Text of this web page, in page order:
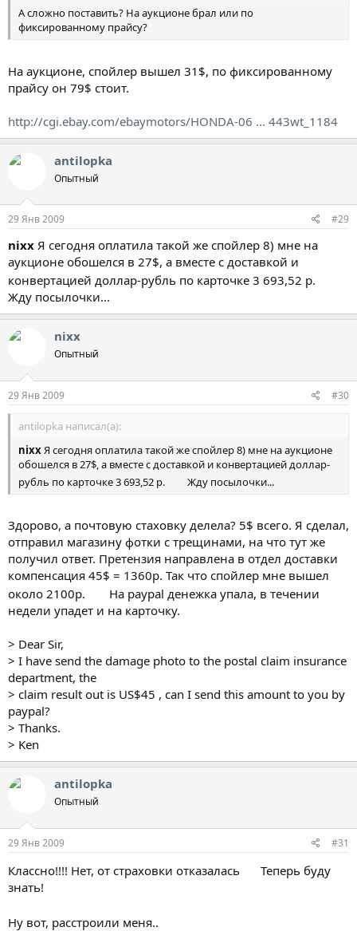
А сложно поставить? На аукционе брал или по
фиксированному прайсу?
На аукционе, спойлер вышел 31$, по фиксированному
прайсу он 79$ стоит.
http://cgi.ebay.com/ebaymotors/HONDA-06 ... 443wt_1184
antilopka
Опытный
29 Янв 2009 #29
nixx Я сегодня оплатила такой же спойлер 8) мне на
аукционе обошелся в 27$, а вместе с доставкой и
конвертацией доллар-рубль по карточке 3 693,52 р.
Жду посылочки...
nixx
Опытный
29 Янв 2009 #30
antilopka написал(а):
nixx Я сегодня оплатила такой же спойлер 8) мне на аукционе
обошелся в 27$, а вместе с доставкой и конвертацией доллар-
рубль по карточке 3 693,52 р.
Жду посылочки...
Здорово, а почтовую стаховку делела? 5$ всего. Я сделал,
отправил магазину фотки с трещинами, на что тут же
получил ответ. Претензия направлена в отдел доставки
компенсация 45$ = 1360р. Так что спойлер мне вышел
около 2100р.
На paypal денежка упала, в течении
недели упадет и на карточку.
> Dear Sir,
> I have send the damage photo to the postal claim insurance
department, the
> claim result out is US$45 , can I send this amount to you by
paypal?
> Thanks.
> Ken
antilopka
Опытный
29 Янв 2009 #31
Классно!!!! Нет, от страховки отказалась
Теперь буду
знать!
Ну вот, расстроили меня..